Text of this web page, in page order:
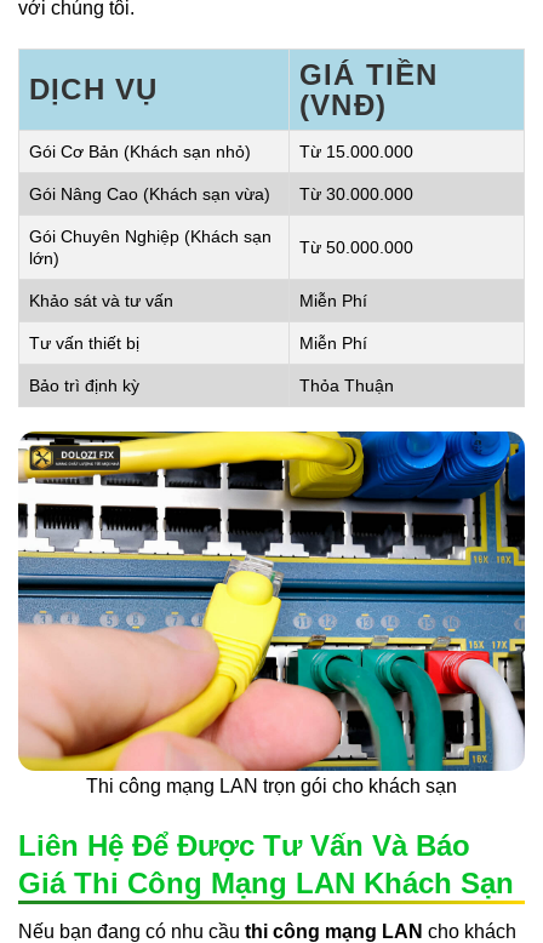
với chúng tôi.
DỊCH VỤ
GIÁ TIỀN
(VNĐ)
Gói Cơ Bản (Khách sạn nhỏ) Từ 15.000.000
Gói Nâng Cao (Khách sạn vừa) Từ 30.000.000
Gói Chuyên Nghiệp (Khách sạn
lớn)
Từ 50.000.000
Khảo sát và tư vấn Miễn Phí
Tư vấn thiết bị Miễn Phí
Bảo trì định kỳ Thỏa Thuận
Thi công mạng LAN trọn gói cho khách sạn
Liên Hệ Để Được Tư Vấn Và Báo
Giá Thi Công Mạng LAN Khách Sạn
Nếu bạn đang có nhu cầu thi công mạng LAN cho khách